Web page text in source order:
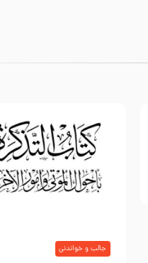
جالب و خواندنی